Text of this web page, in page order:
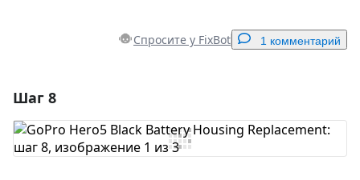
Спросите у FixBot 1 комментарий
Добавить комментарий
Шаг 8